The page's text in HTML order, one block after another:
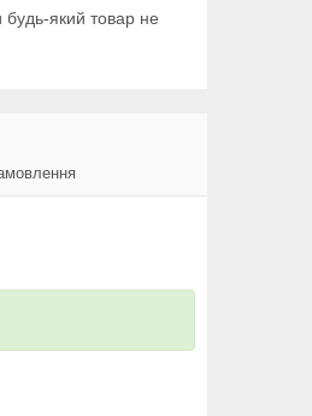
будь-який товар не